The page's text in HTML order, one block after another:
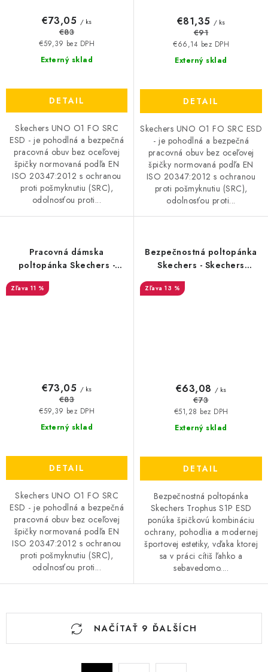
Externý sklad
€59,39 bez DPH
€73,05 / ks
€83
DETAIL
Skechers UNO O1 FO SRC
ESD - je pohodlná a bezpečná
pracovná obuv bez oceľovej
špičky normovaná podľa EN
ISO 20347:2012 s ochranou
proti pošmyknutiu (SRC),
odolnosťou proti...
Externý sklad
€66,14 bez DPH
€81,35 / ks
€91
DETAIL
Skechers UNO O1 FO SRC ESD
- je pohodlná a bezpečná
pracovná obuv bez oceľovej
špičky normovaná podľa EN
ISO 20347:2012 s ochranou
proti pošmyknutiu (SRC),
odolnosťou proti...
Pracovná dámska
poltopánka Skechers -
Skechers UNO O1 FO SRC
ESD - 20820
11 %
Externý sklad
€59,39 bez DPH
€73,05 / ks
€83
DETAIL
Skechers UNO O1 FO SRC
ESD - je pohodlná a bezpečná
pracovná obuv bez oceľovej
špičky normovaná podľa EN
ISO 20347:2012 s ochranou
proti pošmyknutiu (SRC),
odolnosťou proti...
Bezpečnostná poltopánka
Skechers - Skechers
Trophus S1P ESD - 23806
13 %
Externý sklad
€51,28 bez DPH
€63,08 / ks
€73
DETAIL
Bezpečnostná poltopánka
Skechers Trophus S1P ESD
ponúka špičkovú kombináciu
ochrany, pohodlia a modernej
športovej estetiky, vďaka ktorej
sa v práci cítiš ľahko a
sebavedomo....
O
NAČÍTAŤ 9 ĎALŠÍCH